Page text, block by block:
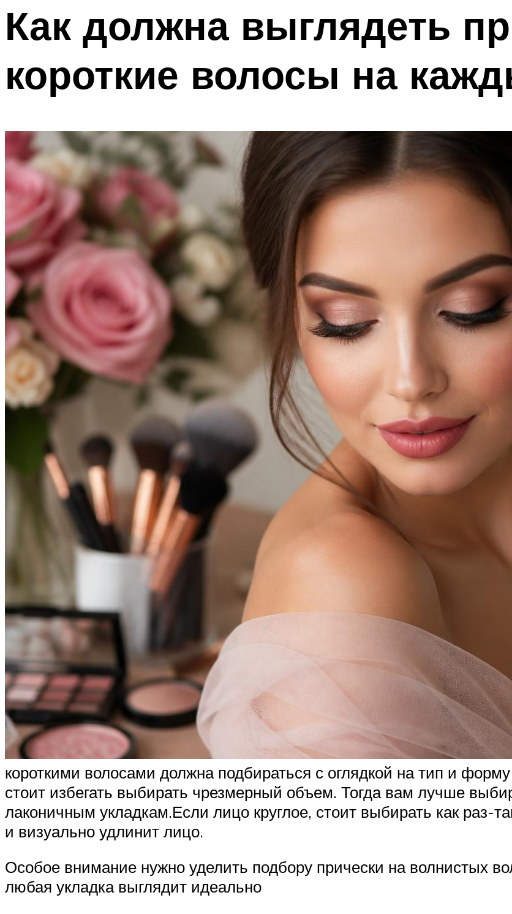
Как должна выглядеть
короткие волосы на
короткими волосами должна подбираться с оглядкой на тип и
стоит избегать выбирать чрезмерный объем. Тогда вам лучше
лаконичным укладкам.Если лицо круглое, стоит выбирать как раз-
и визуально удлинит лицо.
Особое внимание нужно уделить подбору прически на волнистых
любая укладка выглядит идеально